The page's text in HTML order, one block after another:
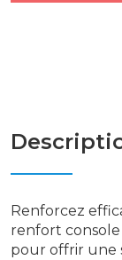
Renforcez
renfort
pour offrir une